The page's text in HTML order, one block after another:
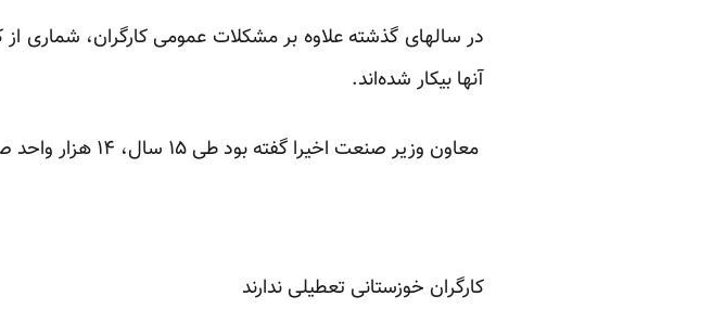
در سالهای گذشته علاوه بر مشکلات عمومی کارگران، شماری
آنها بیکار شده‌اند.
معاون وزیر صنعت اخیرا گفته بود طی ۱۵ سال، ۱۴ هزار واحد صنعنتی تعطیل و حدود ۱۱۲ هزار نفر بیکار شده‌اند.
کارگران خوزستانی تعطیلی ندارند